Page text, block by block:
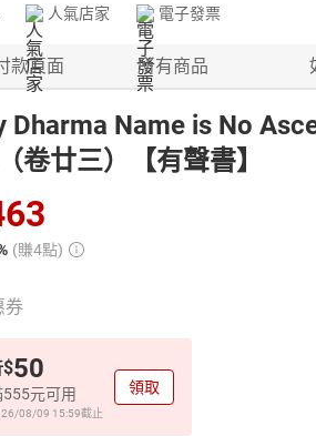
人氣店家 電子發票
款頁面 所有商品
Dharma Name is No
卷廿三）【有聲書】
(賺4點)
券
$50
555元可用
08/09 15:59截止
領取